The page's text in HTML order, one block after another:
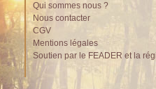
Qui sommes nous ?
Nous contacter
CGV
Mentions légales
Soutien par le FEADER et la